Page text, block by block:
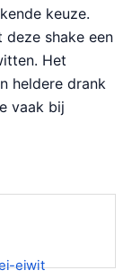
keuze.
shake een
Het
heldere drank
vaak bij
eiwit